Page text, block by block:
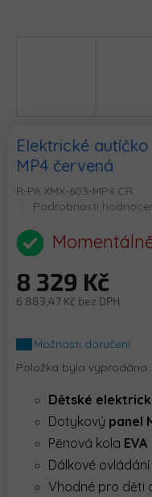
Elektrické
MP4 červená
R-PA.XMX-603-MP4.CR
Průměrné
produktu
je
5
Podrobnosti
8 329 Kč
6 883,47 Kč bez DPH
cena:Možnosti doručení
Položka byla
Dětské
Dotykový panel
Pěnová kola EVA
Dálkové ovládání
Vhodné pro děti